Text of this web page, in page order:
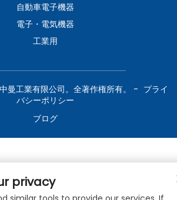
自動車電子機器
電子・電気機器
工業用
工業有限公司。全著作権所有。 - プライ
バシーポリシー
ブログ
privacy